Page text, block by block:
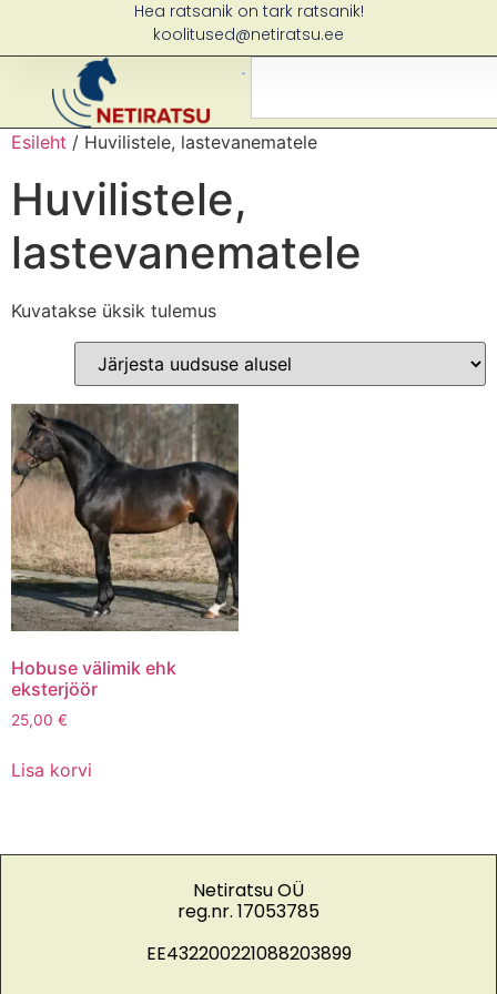
Hea ratsanik on tark ratsanik!
koolitused@netiratsu.ee
Esileht / Huvilistele, lastevanematele
Huvilistele,
lastevanematele
Kuvatakse üksik tulemus
Hobuse välimik ehk
eksterjöör
25,00 €
Lisa korvi
Netiratsu OÜ
reg.nr. 17053785
EE432200221088203899